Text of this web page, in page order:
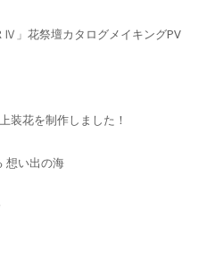
Ⅳ」花祭壇カタログメイキングPV
装花を制作しました！
想い出の海